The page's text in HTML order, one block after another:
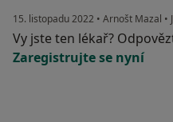
15. listopadu 2022 • Arnošt Mazal •
Vy jste ten lékař?
Zaregistrujte se nyní